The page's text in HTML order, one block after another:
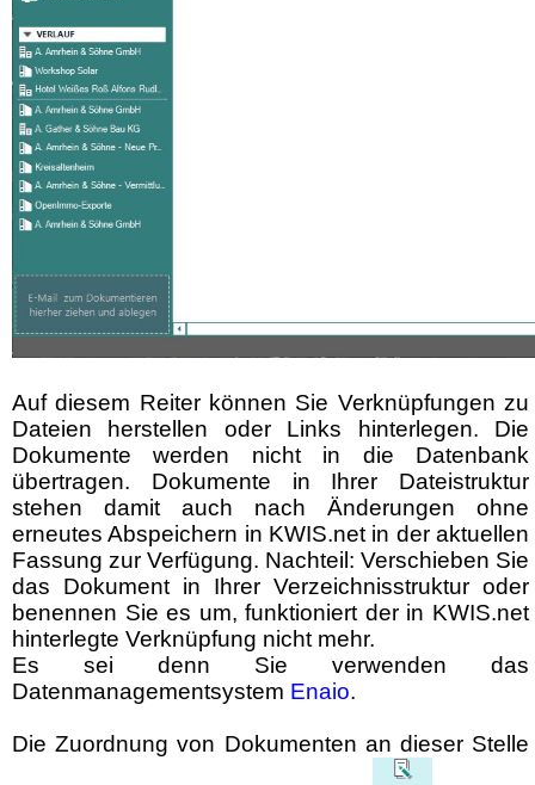
Auf diesem Reiter können Sie Verknüpfungen zu
Dateien herstellen oder Links hinterlegen. Die
Dokumente werden nicht in die Datenbank
übertragen. Dokumente in Ihrer Dateistruktur
stehen damit auch nach Änderungen ohne
erneutes Abspeichern in KWIS.net in der aktuellen
Fassung zur Verfügung. Nachteil: Verschieben Sie
das Dokument in Ihrer Verzeichnisstruktur oder
benennen Sie es um, funktioniert der in KWIS.net
hinterlegte Verknüpfung nicht mehr.
Es sei denn Sie verwenden das
Datenmanagementsystem Enaio.
Die Zuordnung von Dokumenten an dieser Stelle